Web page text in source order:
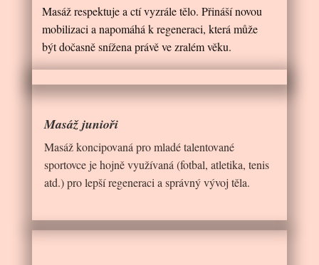
Masáž respektuje a ctí vyzrále tělo. Přináší novou
mobilizaci a napomáhá k regeneraci, která může
být dočasně snížena právě ve zralém věku.
Masáž junioři
Masáž koncipovaná pro mladé talentované
sportovce je hojně využívaná (fotbal, atletika, tenis
atd.) pro lepší regeneraci a správný vývoj těla.